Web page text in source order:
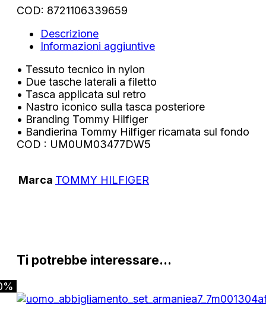
COD: 8721106339659
Descrizione
Informazioni aggiuntive
• Tessuto tecnico in nylon
• Due tasche laterali a filetto
• Tasca applicata sul retro
• Nastro iconico sulla tasca posteriore
• Branding Tommy Hilfiger
• Bandierina Tommy Hilfiger ricamata sul fondo
COD : UM0UM03477DW5
Marca TOMMY HILFIGER
Ti potrebbe interessare…